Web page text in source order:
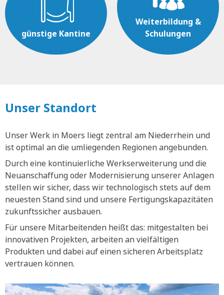
günstige Kantine
Weiterbildung &
Schulungen
Unser Standort
Unser Werk in Moers liegt zentral am Niederrhein und
ist optimal an die umliegenden Regionen angebunden.
Durch eine kontinuierliche Werkserweiterung und die
Neuanschaffung oder Modernisierung unserer Anlagen
stellen wir sicher, dass wir technologisch stets auf dem
neuesten Stand sind und unsere Fertigungskapazitäten
zukunftssicher ausbauen.
Für unsere Mitarbeitenden heißt das: mitgestalten bei
innovativen Projekten, arbeiten an vielfältigen
Produkten und dabei auf einen sicheren Arbeitsplatz
vertrauen können.